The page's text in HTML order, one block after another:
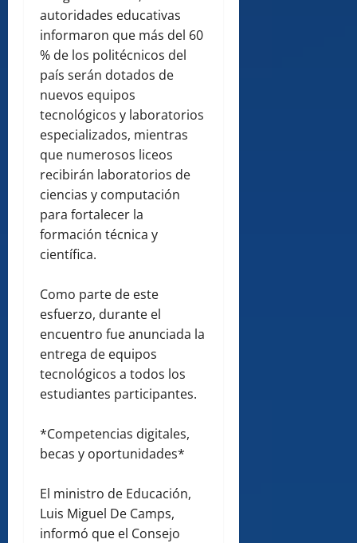
autoridades educativas
informaron que más del 60
% de los politécnicos del
país serán dotados de
nuevos equipos
tecnológicos y laboratorios
especializados, mientras
que numerosos liceos
recibirán laboratorios de
ciencias y computación
para fortalecer la
formación técnica y
científica.
Como parte de este
esfuerzo, durante el
encuentro fue anunciada la
entrega de equipos
tecnológicos a todos los
estudiantes participantes.
*Competencias digitales,
becas y oportunidades*
El ministro de Educación,
Luis Miguel De Camps,
informó que el Consejo